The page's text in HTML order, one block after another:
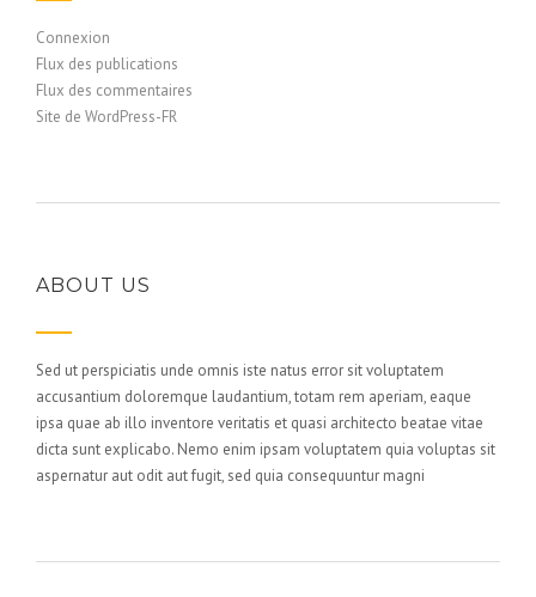
Connexion
Flux des publications
Flux des commentaires
Site de WordPress-FR
ABOUT US
Sed ut perspiciatis unde omnis iste natus error sit voluptatem
accusantium doloremque laudantium, totam rem aperiam, eaque
ipsa quae ab illo inventore veritatis et quasi architecto beatae vitae
dicta sunt explicabo. Nemo enim ipsam voluptatem quia voluptas sit
aspernatur aut odit aut fugit, sed quia consequuntur magni